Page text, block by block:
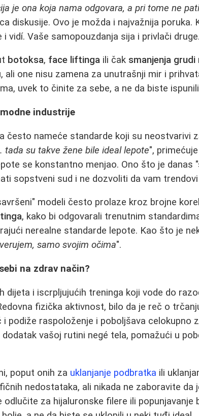
je ona koja nama odgovara, a pri tome ne
diskusije. Ovo je možda i najvažnija poruka.
vidí. Vaše samopouzdanja sija i privlači druge.
botoksa, face liftinga ili čak smanjenja grudi
ali one nisu zamena za unutrašnji mir i
uvek to činite za sebe, a ne da biste
industrije
često nameće standarde koji su neostvarivi
tada su takve žene bile ideal lepote",
se konstantno menjao. Ono što je danas
sopstveni sud i ne dozvoliti da vam
modeli često prolaze kroz brojne
, kako bi odgovarali trenutnim
nerealne standarde lepote. Kao što je
samo svojim očima".
na zdrav način?
dijeta i iscrpljujućih treninga koji vode do
fizička aktivnost, bilo da je reč o
i podiže raspoloženje i poboljšava celokupno
vašoj rutini negé tela, pomažući u
poput onih za uklanjanje podbratka ili
nedostataka, ali nikada ne zaboravite da
odlučite za hijaluronske filere ili